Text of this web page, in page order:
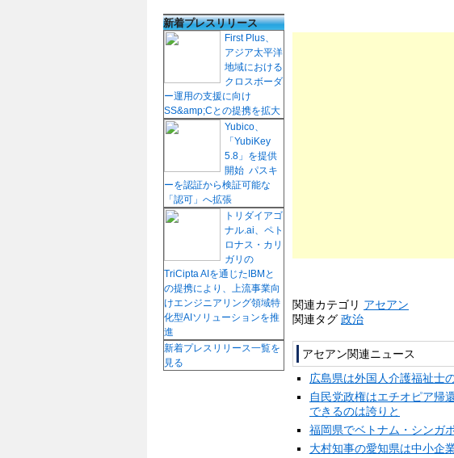
関連カテゴリ アセアン
関連タグ 政治
アセアン関連ニュース
広島県は外国人介護福祉士
自民党政権はエチオピア帰
できるのは誇りと
福岡県でベトナム・シンガ
大村知事の愛知県は中小企
新着プレスリリース
First Plus、
アジア太平洋
地域における
クロスボーダ
ー運用の支援に向け
SS&amp;Cとの提携を拡大
Yubico、
「YubiKey
5.8」を提供
開始 パスキ
ーを認証から検証可能な
「認可」へ拡張
トリダイアゴ
ナル.ai、ペト
ロナス・カリ
ガリの
TriCipta AIを通じたIBMと
の提携により、上流事業向
けエンジニアリング領域特
化型AIソリューションを推
進
新着プレスリリース一覧を
見る